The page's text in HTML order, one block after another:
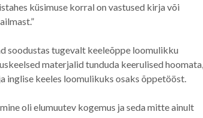
küsimuse korral on vastused kirja või
soodustas tugevalt keeleõppe loomulikku
materjalid tunduda keerulised hoomata,
inglise keeles loomulikuks osaks õppetööst.
oli elumuutev kogemus ja seda mitte ainult